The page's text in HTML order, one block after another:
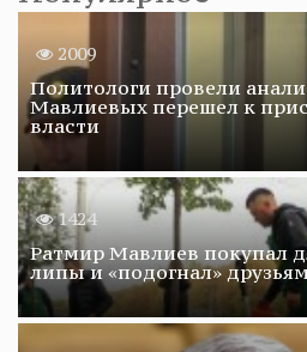
2009
Политологи провели
Мавлиевых перешел к
власти
1424
Ратмир Мавлиев покупал
липы и «подогнал»